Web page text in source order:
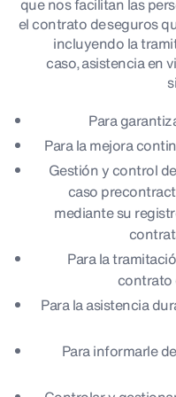
que nos facilitan las
el contrato de seguros
incluyendo la
caso, asistencia en
Para
Para la mejora
Gestión y control
caso
mediante su
Para la
contrato
Para la asistencia
Para informarle